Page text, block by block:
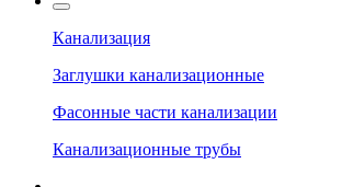
Канализация
Заглушки канализационные
Фасонные части канализации
Канализационные трубы